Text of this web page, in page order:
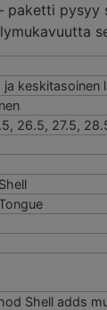
paketti pysyy
ja keskitasoinen
26.5, 27.5,
Shell adds